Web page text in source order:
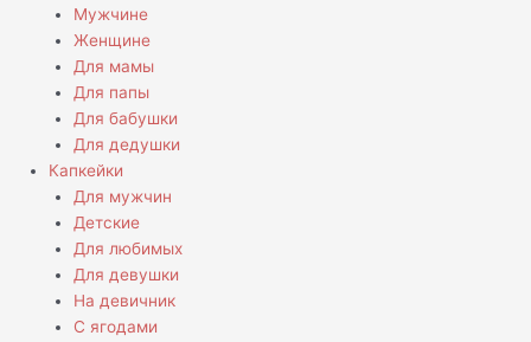
Мужчине
Женщине
Для мамы
Для папы
Для бабушки
Для дедушки
Капкейки
Для мужчин
Детские
Для любимых
Для девушки
На девичник
С ягодами